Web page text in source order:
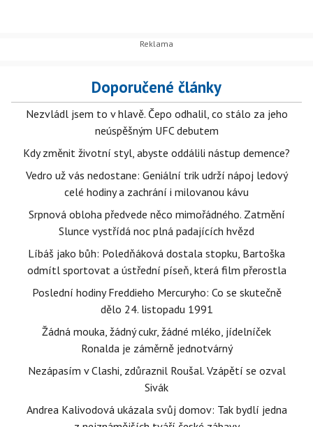
Doporučené články
Nezvládl jsem to v hlavě. Čepo odhalil, co stálo za jeho
neúspěšným UFC debutem
Kdy změnit životní styl, abyste oddálili nástup demence?
Vedro už vás nedostane: Geniální trik udrží nápoj ledový
celé hodiny a zachrání i milovanou kávu
Srpnová obloha předvede něco mimořádného. Zatmění
Slunce vystřídá noc plná padajících hvězd
Líbáš jako bůh: Poledňáková dostala stopku, Bartoška
odmítl sportovat a ústřední píseň, která film přerostla
Poslední hodiny Freddieho Mercuryho: Co se skutečně
dělo 24. listopadu 1991
Žádná mouka, žádný cukr, žádné mléko, jídelníček
Ronalda je záměrně jednotvárný
Nezápasím v Clashi, zdůraznil Roušal. Vzápětí se ozval
Sivák
Andrea Kalivodová ukázala svůj domov: Tak bydlí jedna